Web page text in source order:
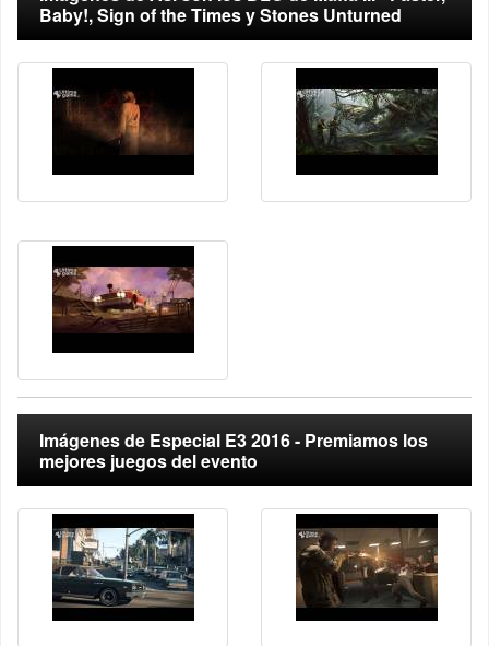
Baby!, Sign of the Times y Stones Unturned
Imágenes de Especial E3 2016 - Premiamos los
mejores juegos del evento